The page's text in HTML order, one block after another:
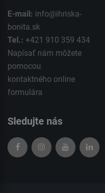
E-mail: info@ihriska-
bonita.sk
Tel.: +421 910 359 434
Napísať nám môžete
pomocou
kontaktného online
formulára
Sledujte nás